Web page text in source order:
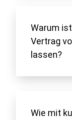
Warum
Vertrag
lassen?
Wie mit